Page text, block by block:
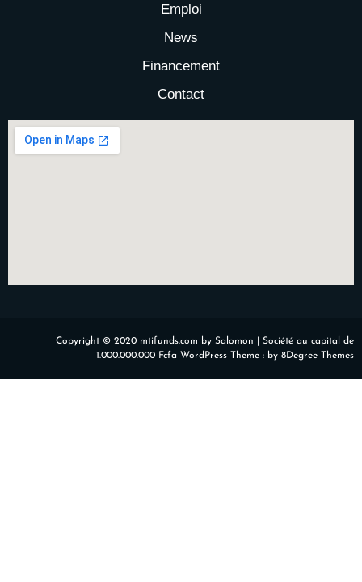
Emploi
News
Financement
Contact
Copyright © 2020 mtifunds.com by Salomon | Société au capital de
1.000.000.000 Fcfa WordPress Theme : by 8Degree Themes